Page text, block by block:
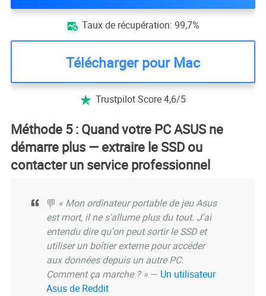
 Taux de récupération: 99,7%
Télécharger pour Mac
 Trustpilot Score 4,6/5
Méthode 5 : Quand votre PC ASUS ne
démarre plus — extraire le SSD ou
contacter un service professionnel
💬 « Mon ordinateur portable de jeu Asus
est mort, il ne s'allume plus du tout. J'ai
entendu dire qu'on peut sortir le SSD et
utiliser un boîtier externe pour accéder
aux données depuis un autre PC.
Comment ça marche ? »— Un utilisateur
Asus de Reddit